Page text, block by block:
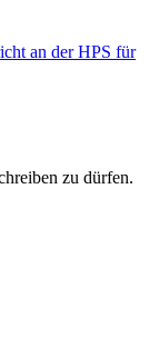
an der HPS für
zu dürfen.